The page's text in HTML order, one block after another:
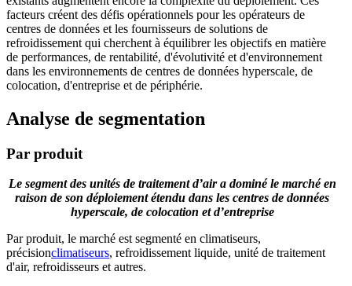
facteurs créent des défis opérationnels pour les opérateurs de
centres de données et les fournisseurs de solutions de
refroidissement qui cherchent à équilibrer les objectifs en matière
de performances, de rentabilité, d'évolutivité et d'environnement
dans les environnements de centres de données hyperscale, de
colocation, d'entreprise et de périphérie.
Analyse de segmentation
Par produit
Le segment des unités de traitement d’air a dominé le marché en
raison de son déploiement étendu dans les centres de données
hyperscale, de colocation et d’entreprise
Par produit, le marché est segmenté en climatiseurs,
précisionclimatiseurs, refroidissement liquide, unité de traitement
d'air, refroidisseurs et autres.